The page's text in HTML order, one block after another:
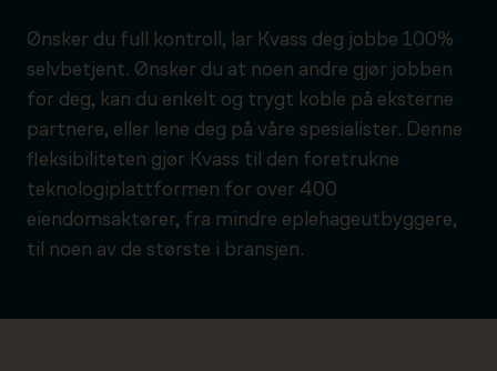
Ønsker du full kontroll, lar Kvass deg jobbe 100%
selvbetjent. Ønsker du at noen andre gjør jobben
for deg, kan du enkelt og trygt koble på eksterne
partnere, eller lene deg på våre spesialister. Denne
fleksibiliteten gjør Kvass til den foretrukne
teknologiplattformen for over 400
eiendomsaktører, fra mindre eplehageutbyggere,
til noen av de største i bransjen.